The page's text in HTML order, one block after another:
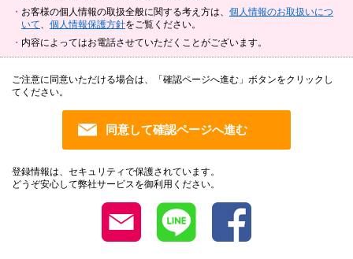
お客様の個人情報の取扱全般に関する考え方は、 個人情報のお取扱いにつ
いて
個人情報保護方針をご覧ください。
内容によってはお電話させていただくことがございます。
ご注意に同意いただける場合は、「確認ページへ進む」ボタンをクリックし
てください。
登録情報は、セキュリティで保護されています。
どうぞ安心して弊社サービスを御利用ください。